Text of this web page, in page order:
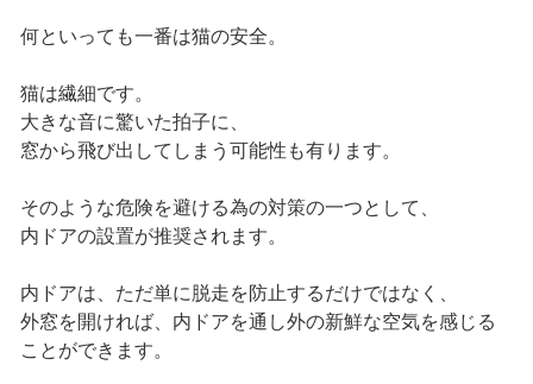
何といっても一番は猫の安全。
猫は繊細です。
大きな音に驚いた拍子に、
窓から飛び出してしまう可能性も有ります。
そのような危険を避ける為の対策の一つとして、
内ドアの設置が推奨されます。
内ドアは、ただ単に脱走を防止するだけではなく、
外窓を開ければ、内ドアを通し外の新鮮な空気を感じる
ことができます。